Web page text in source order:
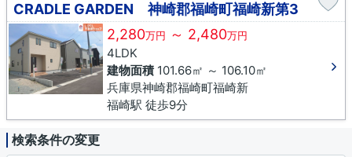
CRADLE GARDEN 神崎郡福崎町福崎新第3
2,280万円 ～ 2,480万円
4LDK
建物面積101.66㎡ ～ 106.10㎡
兵庫県神崎郡福崎町福崎新
福崎駅 徒歩9分
検索条件の変更